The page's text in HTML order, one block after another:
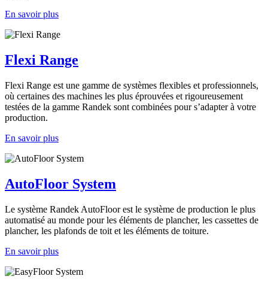
En savoir plus
Flexi Range
Flexi Range est une gamme de systèmes flexibles et professionnels,
où certaines des machines les plus éprouvées et rigoureusement
testées de la gamme Randek sont combinées pour s’adapter à votre
production.
En savoir plus
AutoFloor System
Le système Randek AutoFloor est le système de production le plus
automatisé au monde pour les éléments de plancher, les cassettes de
plancher, les plafonds de toit et les éléments de toiture.
En savoir plus